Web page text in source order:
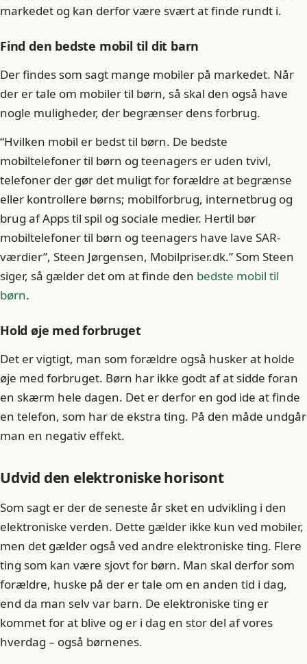
markedet og kan derfor være svært at finde rundt i.
Find den bedste mobil til dit barn
Der findes som sagt mange mobiler på markedet. Når
der er tale om mobiler til børn, så skal den også have
nogle muligheder, der begrænser dens forbrug.
“Hvilken mobil er bedst til børn. De bedste
mobiltelefoner til børn og teenagers er uden tvivl,
telefoner der gør det muligt for forældre at begrænse
eller kontrollere børns; mobilforbrug, internetbrug og
brug af Apps til spil og sociale medier. Hertil bør
mobiltelefoner til børn og teenagers have lave SAR-
værdier”, Steen Jørgensen, Mobilpriser.dk.” Som Steen
siger, så gælder det om at finde den bedste mobil til
børn.
Hold øje med forbruget
Det er vigtigt, man som forældre også husker at holde
øje med forbruget. Børn har ikke godt af at sidde foran
en skærm hele dagen. Det er derfor en god ide at finde
en telefon, som har de ekstra ting. På den måde undgår
man en negativ effekt.
Udvid den elektroniske horisont
Som sagt er der de seneste år sket en udvikling i den
elektroniske verden. Dette gælder ikke kun ved mobiler,
men det gælder også ved andre elektroniske ting. Flere
ting som kan være sjovt for børn. Man skal derfor som
forældre, huske på der er tale om en anden tid i dag,
end da man selv var barn. De elektroniske ting er
kommet for at blive og er i dag en stor del af vores
hverdag – også børnenes.